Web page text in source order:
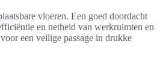
vloeren. Een goed doordacht
en netheid van werkruimten en
een veilige passage in drukke